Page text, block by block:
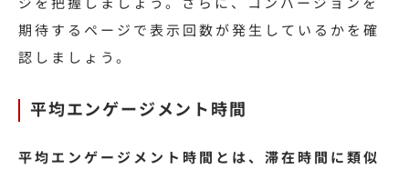
期待するページで表示回数が発生しているかを確
認しましょう。
平均エンゲージメント時間
平均エンゲージメント時間とは、滞在時間に類似